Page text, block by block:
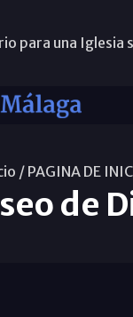
para una Iglesia
/ PAGINA DE
de